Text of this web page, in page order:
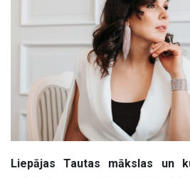
Liepājas Tautas mākslas un